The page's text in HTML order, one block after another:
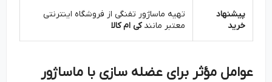
پیشنهاد
تهیه ماساژور تفنگی از فروشگاه اینترنتی
معتبر مانندکی ام کالا
عوامل مؤثر برای عضله سازی با ماساژور